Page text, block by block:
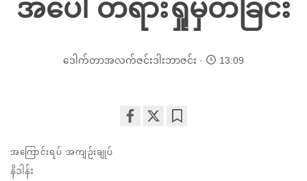
အပေါ် တရားရှုမှတ်ခြင်း
ဒေါက်တာအလက်ဇင်းဒါးဘာဇင်း 13:09
အကြောင်းရပ် အကျဉ်းချုပ်
နိဒါန်း